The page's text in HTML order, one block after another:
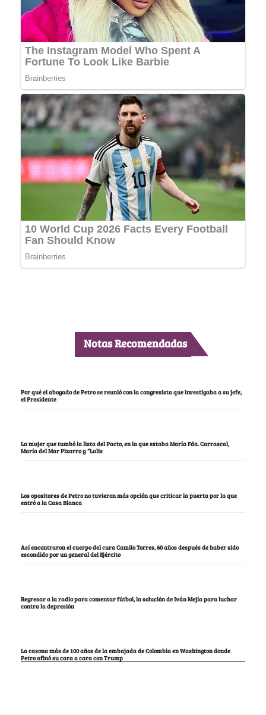
Notas Recomendadas
Por qué el abogado de Petro se reunió con la congresista que investigaba a su jefe,
el Presidente
La mujer que tumbó la lista del Pacto, en la que estaba María Fda. Carrascal,
María del Mar Pizarro y “Lalis
Los opositores de Petro no tuvieron más opción que criticar la puerta por la que
entró a la Casa Blanca
Así encontraron el cuerpo del cura Camilo Torres, 60 años después de haber sido
escondido por un general del Ejército
Regresar a la radio para comentar fútbol, la solución de Iván Mejía para luchar
contra la depresión
La casona más de 100 años de la embajada de Colombia en Washington donde
Petro afinó su cara a cara con Trump